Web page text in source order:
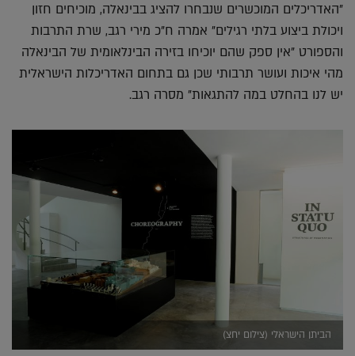
"האדריכלים המוכשרים שנבחרו להציג בבינאלה, מוכיחים חזון
ויכולת ביצוע בלתי רגילים" אמרה ח"כ מירי רגב, שרת התרבות
והספורט "אין ספק שהם יוכיחו בזירה הבינלאומית של הבינאלה
מהי איכות ועושר תרבותי שכן גם בתחום האדריכלות הישראלית
יש לנו בהחלט במה להתגאות" מסרה רגב.
הביתן הישראלי (צילום יחצ)